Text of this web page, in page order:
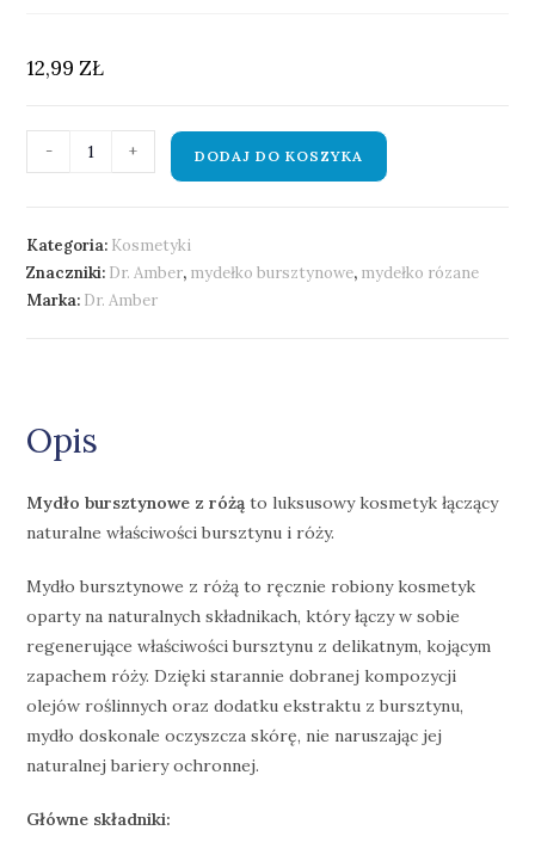
12,99ZŁ
- + DODAJ DO KOSZYKA
Kategoria: Kosmetyki
Znaczniki: Dr. Amber, mydełko bursztynowe, mydełko rózane
Marka: Dr. Amber
Opis
Mydło bursztynowe z różą to luksusowy kosmetyk łączący
naturalne właściwości bursztynu i róży.
Mydło bursztynowe z różą to ręcznie robiony kosmetyk
oparty na naturalnych składnikach, który łączy w sobie
regenerujące właściwości bursztynu z delikatnym, kojącym
zapachem róży. Dzięki starannie dobranej kompozycji
olejów roślinnych oraz dodatku ekstraktu z bursztynu,
mydło doskonale oczyszcza skórę, nie naruszając jej
naturalnej bariery ochronnej.
Główne składniki: